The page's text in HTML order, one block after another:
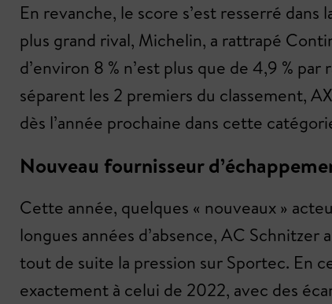
En revanche, le score s’est resserré
plus grand rival, Michelin, a rattrapé
d’environ 8 % n’est plus que de 4,9 %
séparent les 2 premiers du classement,
dès l’année prochaine dans cette
Nouveau fournisseur
Cette année, quelques « nouveaux »
longues années d’absence, AC
tout de suite la pression sur Sportec. En
exactement à celui de 2022, avec des